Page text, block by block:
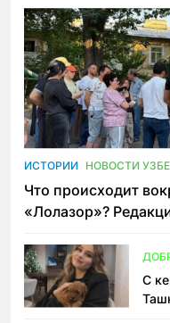
ИСТОРИИ НОВОСТИ
Что происходит
«Лолазор»?
С